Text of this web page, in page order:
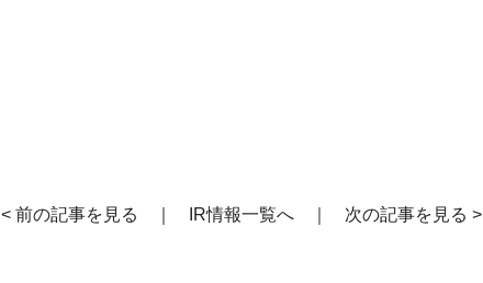
< 前の記事を見る IR情報一覧へ 次の記事を見る >